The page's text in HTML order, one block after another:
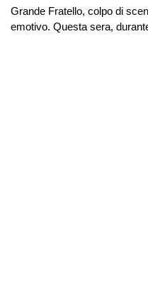
Grande Fratello, colpo di
emotivo. Questa sera,